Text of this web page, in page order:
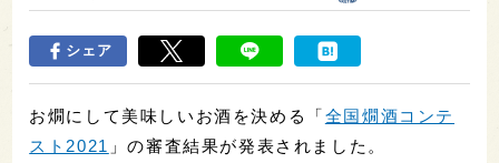
シェア
お燗にして美味しいお酒を決める「全国燗酒コンテ
スト2021 」の審査結果が発表されました。